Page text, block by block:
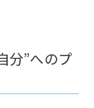
分”へのプ